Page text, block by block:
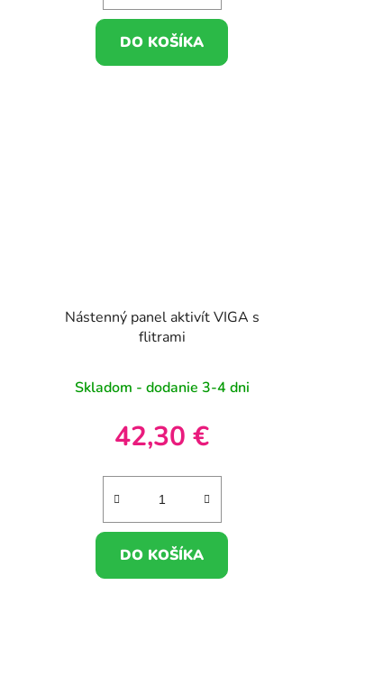
DO KOŠÍKA
Nástenný panel aktivít VIGA s
flitrami
Skladom - dodanie 3-4 dni
42,30 €
DO KOŠÍKA